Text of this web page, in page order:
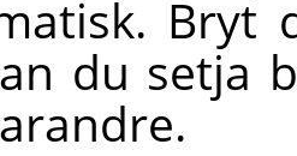
Bryt
du setja